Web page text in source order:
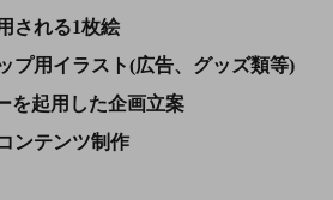
される1枚絵
プ用イラスト(広告、グッズ類等)
を起用した企画立案
ンテンツ制作